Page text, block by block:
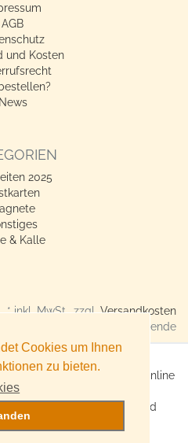
AGB
und Kosten
News
2025
& Kalle
* inkl. MwSt., zzgl.Versandkosten
Verkauf nur an Gewerbetreibende
für alle Anlässe online
Produkte, Lifestyle-Artikel und
Cookies um Ihnen
zu bieten.